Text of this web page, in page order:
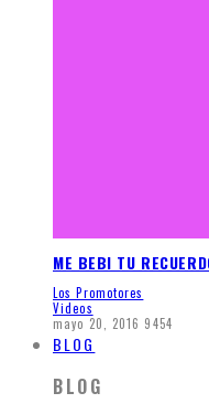
ME BEBI TU
Los Promotores
Videos
mayo 20, 2016 9454
BLOG
BLOG